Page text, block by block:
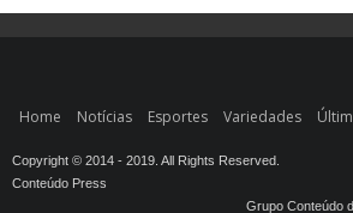
Home Notícias Esportes Variedades
Copyright © 2014 - 2019. All Rights Reserved.
Conteúdo Press
Grupo Conteúdo